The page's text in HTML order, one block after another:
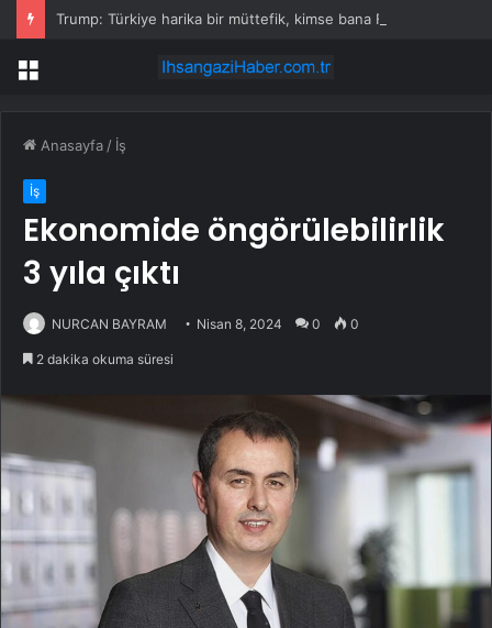
Menü
Anasayfa / İş
İş
Ekonomide öngörülebilirlik
3 yıla çıktı
NURCAN BAYRAM Nisan 8, 2024 0 0
2 dakika okuma süresi